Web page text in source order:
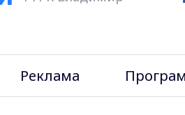
Реклама